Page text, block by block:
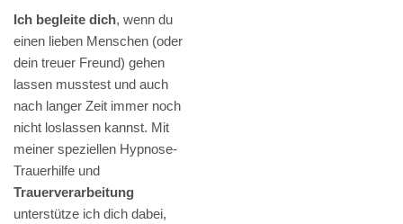
Ich begleite dich, wenn du
einen lieben Menschen (oder
dein treuer Freund) gehen
lassen musstest und auch
nach langer Zeit immer noch
nicht loslassen kannst. Mit
meiner speziellen Hypnose-
Trauerhilfe und
Trauerverarbeitung
unterstütze ich dich dabei,